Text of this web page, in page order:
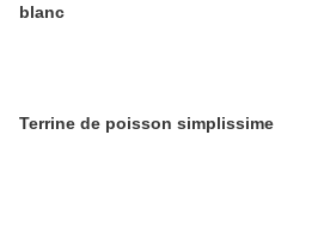
blanc
Terrine de poisson simplissime